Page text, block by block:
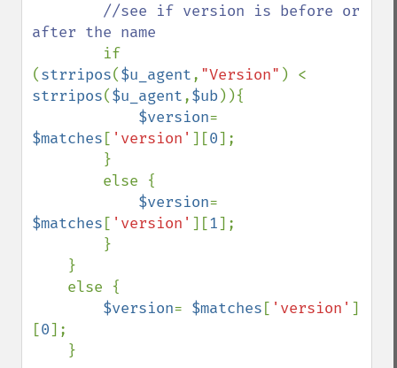
after the name
if
(strripos($u_agent, "Version"
strripos($u_agent,$ub)){
$version
$matches [ 'version' ][0];
$version
$matches [ 'version' ][1];
$version= $matches [ 'version' ]
[0];